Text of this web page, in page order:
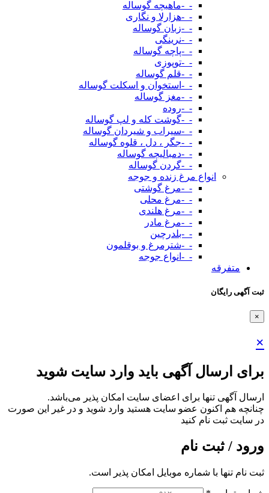
-_-ماهیچه گوساله
-_-هزارلا و نگاری
-_-زبان گوساله
-_-نرینگی
-_-پاچه گوساله
-_-توپوزی
-_-قلم گوساله
-_-استخوان و اسکلت گوساله
-_-مغز گوساله
-_-روده
-_-گوشت کله و لپ گوساله
-_-سیراب و شیردان گوساله
-_-جگر ، دل ، قلوه گوساله
-_-دمبالیچه گوساله
-_-گردن گوساله
انواع مرغ زنده و جوجه
-_-مرغ گوشتی
-_-مرغ محلی
-_-مرغ هلندی
-_-مرغ مادر
-_-بلدرچین
-_-شترمرغ و بوقلمون
-_-انواع جوجه
متفرقه
ثبت آگهی رایگان
×
×
برای ارسال آگهی باید وارد سایت شوید
ارسال آگهی تنها برای اعضای سایت امکان پذیر می‌باشد.
چنانچه هم‌ اکنون عضو سایت هستید وارد شوید و در غیر این صورت
در سایت ثبت نام کنید
ورود / ثبت نام
ثبت نام تنها با شماره موبایل امکان پذیر است.